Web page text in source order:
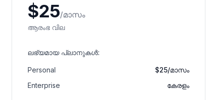
$25/മാസം
ആരംഭ വില
ലഭ്യമായ പ്ലാനുകൾ:
Personal
$25/മാസം
Enterprise
കേരളം